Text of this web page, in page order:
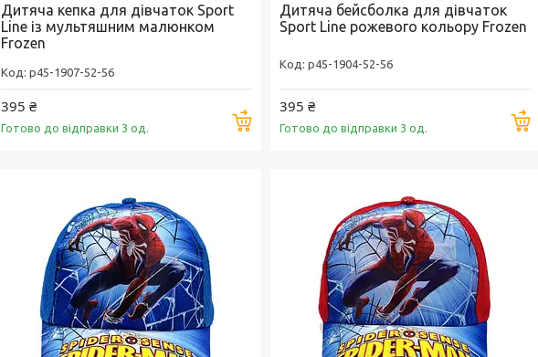
Дитяча кепка для дівчаток Sport
Line із мультяшним малюнком
Frozen
p45-1907-52-56
395 ₴
Готово до відправки 3 од. Купити
Дитяча бейсболка для дівчаток
Sport Line рожевого кольору Frozen
p45-1904-52-56
395 ₴
Готово до відправки 3 од.